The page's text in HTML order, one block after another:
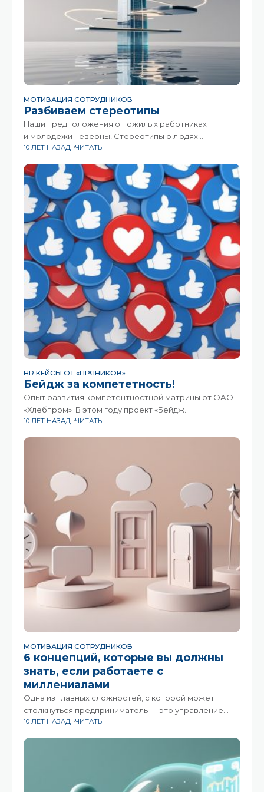
МОТИВАЦИЯ СОТРУДНИКОВ
Разбиваем стереотипы
Наши предположения о пожилых работниках
и молодежи неверны! Стереотипы о людях
на основании возраста — этим грешат практически
одержимыми фитнесом, готовыми часто менять
работу в поисках более значимой. Сотрудники в 60
и 70
10 ЛЕТ НАЗАД ЧИТАТЬ
HR КЕЙСЫ ОТ «ПРЯНИКОВ»
Бейдж за компететность!
Опыт развития компетентностной матрицы от ОАО
«Хлебпром» В этом году проект «Бейдж
за компетентность!» ОАО «Хлебпром» завоевал III
10 ЛЕТ НАЗАД ЧИТАТЬ
МОТИВАЦИЯ СОТРУДНИКОВ
6 концепций, которые вы должны
знать, если работаете с
миллениалами
Одна из главных сложностей, с которой может
столкнуться предприниматель — это управление
сотрудниками На эту тему было написано много книг,
10 ЛЕТ НАЗАД ЧИТАТЬ